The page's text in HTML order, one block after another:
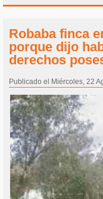
Robaba finca
porque dijo
derechos
Publicado el Miércoles, 22